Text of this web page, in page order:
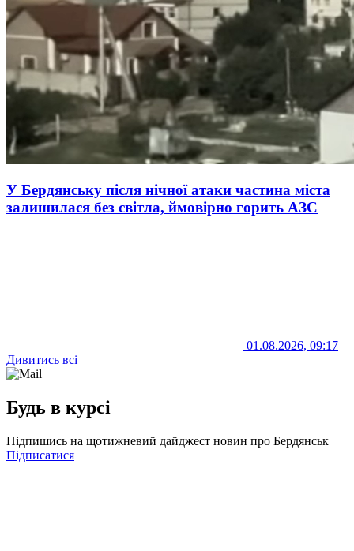
У Бердянську після нічної атаки частина міста
залишилася без світла, ймовірно горить АЗС
01.08.2026, 09:17
Дивитись всі
Будь в курсі
Підпишись на щотижневий дайджест новин про Бердянськ
Підписатися